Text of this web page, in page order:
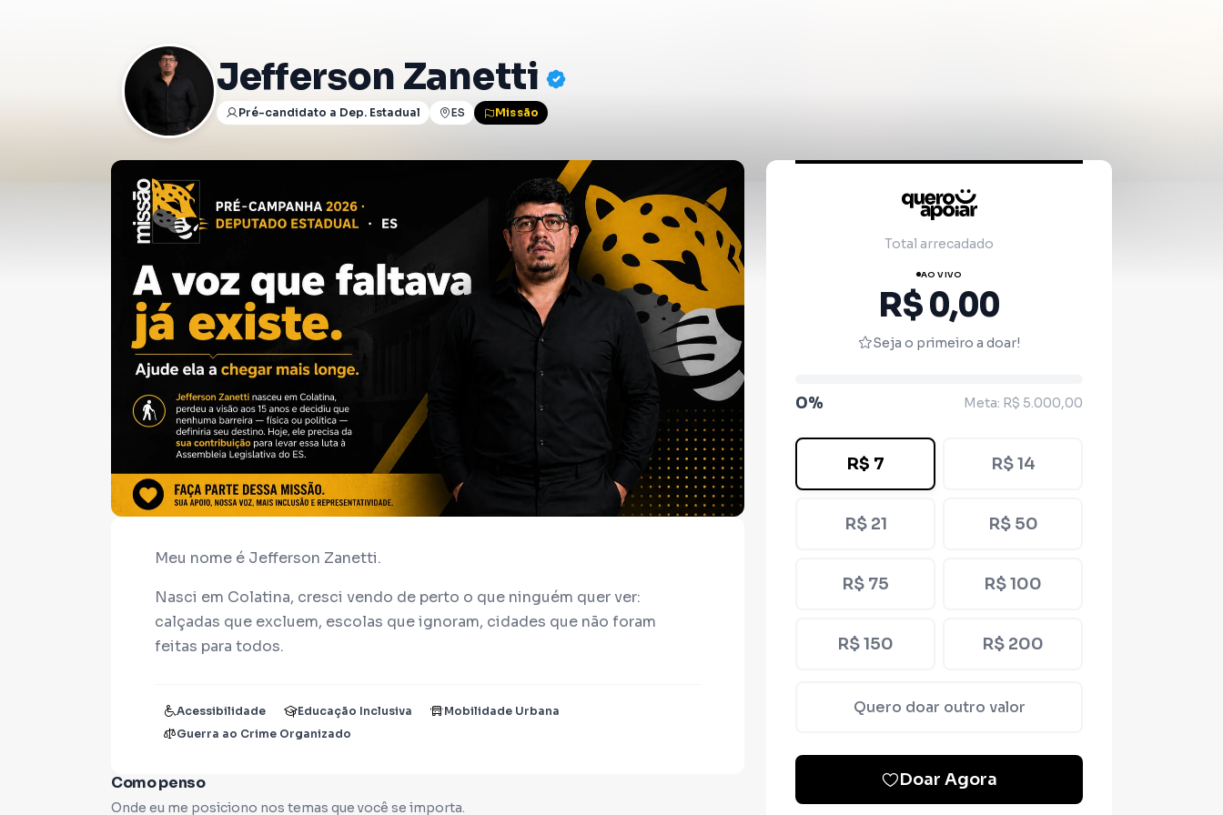
Jefferson Zanetti
Pré-candidato a Dep. Estadual ES Missão
Meu nome é Jefferson Zanetti.
Nasci em Colatina, cresci vendo de perto o que ninguém quer ver:
calçadas que excluem, escolas que ignoram, cidades que não foram
feitas para todos.
que atingiu meus dois irmãos.
Eu não recuei.
Acessibilidade Educação Inclusiva
Mobilidade Urbana
Guerra ao Crime Organizado
Como penso
Onde eu me posiciono nos temas que você se importa.
Total arrecadado
AO VIVO
R$ 0,00
Seja o primeiro a doar!
0% Meta: R$ 5.000,00
R$ 7 R$ 14
R$ 21 R$ 50
R$ 75 R$ 100
R$ 150 R$ 200
Quero doar outro valor
Doar Agora